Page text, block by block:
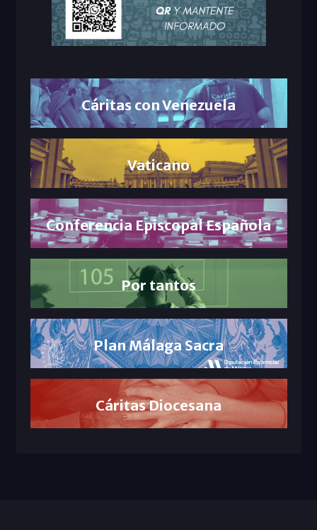
Cáritas con Venezuela
Vaticano
Conferencia Episcopal Española
Por tantos
Plan Málaga Sacra
Cáritas Diocesana